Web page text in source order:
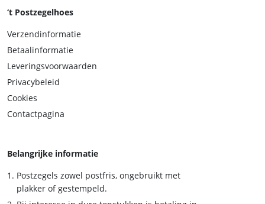
‘t Postzegelhoes
Verzendinformatie
Betaalinformatie
Leveringsvoorwaarden
Privacybeleid
Cookies
Contactpagina
Belangrijke informatie
Postzegels zowel postfris, ongebruikt met
plakker of gestempeld.